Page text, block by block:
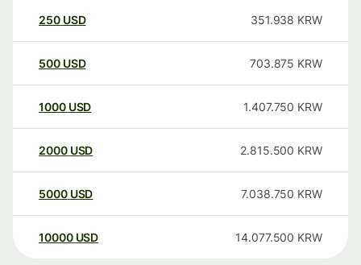
250 USD 351.938 KRW
500 USD 703.875 KRW
1000 USD 1.407.750 KRW
2000 USD 2.815.500 KRW
5000 USD 7.038.750 KRW
10000 USD 14.077.500 KRW